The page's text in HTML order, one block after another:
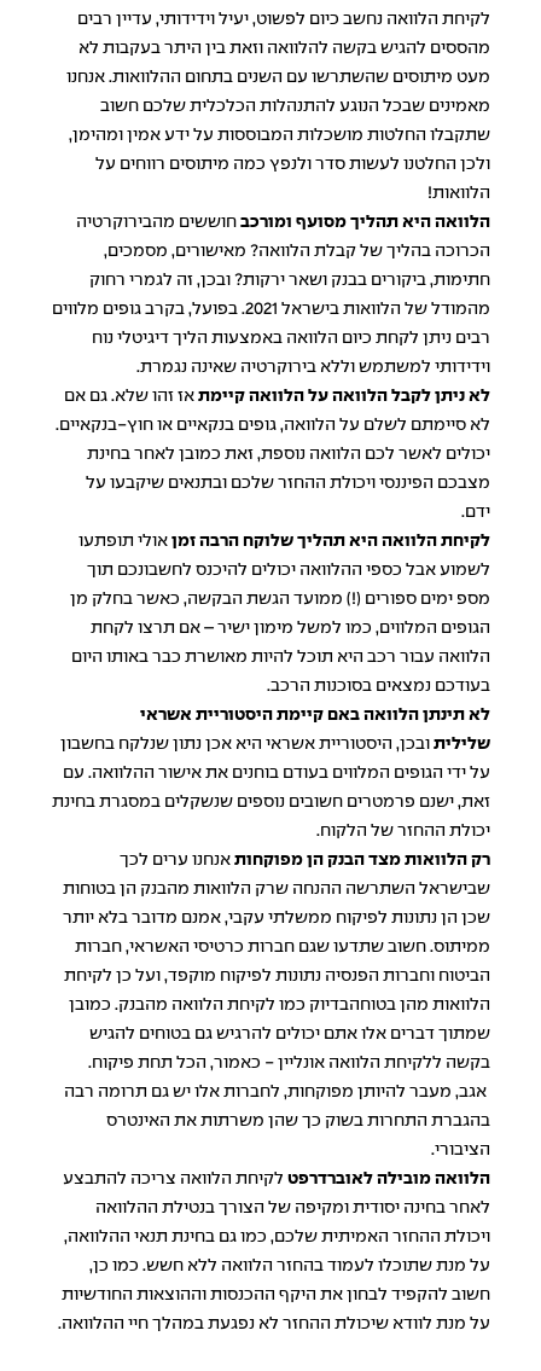
לקיחת הלוואה נחשב כיום לפשוט, יעיל וידידותי, עדיין רבים
מהססים להגיש בקשה להלוואה וזאת בין היתר בעקבות לא
מעט מיתוסים שהשתרשו עם השנים בתחום ההלוואות. אנחנו
מאמינים שבכל הנוגע להתנהלות הכלכלית שלכם חשוב
שתקבלו החלטות מושכלות המבוססות על ידע אמין ומהימן,
ולכן החלטנו לעשות סדר ולנפץ כמה מיתוסים רווחים על
הלוואות!
הלוואה היא תהליך מסועף ומורכב חוששים מהבירוקרטיה
הכרוכה בהליך של קבלת הלוואה? מאישורים, מסמכים,
חתימות, ביקורים בבנק ושאר ירקות? ובכן, זה לגמרי רחוק
מהמודל של הלוואות בישראל 2021. בפועל, בקרב גופים מלווים
רבים ניתן לקחת כיום הלוואה באמצעות הליך דיגיטלי נוח
וידידותי למשתמש וללא בירוקרטיה שאינה נגמרת.
לא ניתן לקבל הלוואה על הלוואה קיימת אז זהו שלא. גם אם
לא סיימתם לשלם על הלוואה, גופים בנקאיים או חוץ-בנקאיים.
יכולים לאשר לכם הלוואה נוספת, זאת כמובן לאחר בחינת
מצבכם הפיננסי ויכולת ההחזר שלכם ובתנאים שיקבעו על
ידם.
לקיחת הלוואה היא תהליך שלוקח הרבה זמן אולי תופתעו
לשמוע אבל כספי ההלוואה יכולים להיכנס לחשבונכם תוך
מספ ימים ספורים (!) ממועד הגשת הבקשה, כאשר בחלק מן
הגופים המלווים, כמו למשל מימון ישיר – אם תרצו לקחת
הלוואה עבור רכב היא תוכל להיות מאושרת כבר באותו היום
בעודכם נמצאים בסוכנות הרכב.
לא תינתן הלוואה באם קיימת היסטוריית אשראי
שלילית ובכן, היסטוריית אשראי היא אכן נתון שנלקח בחשבון
על ידי הגופים המלווים בעודם בוחנים את אישור ההלוואה. עם
זאת, ישנם פרמטרים חשובים נוספים שנשקלים במסגרת בחינת
יכולת ההחזר של הלקוח.
רק הלוואות מצד הבנק הן מפוקחות אנחנו ערים לכך
שבישראל השתרשה ההנחה שרק הלוואות מהבנק הן בטוחות
שכן הן נתונות לפיקוח ממשלתי עקבי, אמנם מדובר בלא יותר
ממיתוס. חשוב שתדעו שגם חברות כרטיסי האשראי, חברות
הביטוח וחברות הפנסיה נתונות לפיקוח מוקפד, ועל כן לקיחת
הלוואות מהן בטוחהבדיוק כמו לקיחת הלוואה מהבנק. כמובן
שמתוך דברים אלו אתם יכולים להרגיש גם בטוחים להגיש
בקשה ללקיחת הלוואה אונליין - כאמור, הכל תחת פיקוח.
אגב, מעבר להיותן מפוקחות, לחברות אלו יש גם תרומה רבה
בהגברת התחרות בשוק כך שהן משרתות את האינטרס
הציבורי.
הלוואה מובילה לאוברדרפט לקיחת הלוואה צריכה להתבצע
לאחר בחינה יסודית ומקיפה של הצורך בנטילת ההלוואה
ויכולת ההחזר האמיתית שלכם, כמו גם בחינת תנאי ההלוואה,
על מנת שתוכלו לעמוד בהחזר הלוואה ללא חשש. כמו כן,
חשוב להקפיד לבחון את היקף ההכנסות וההוצאות החודשיות
על מנת לוודא שיכולת ההחזר לא נפגעת במהלך חיי ההלוואה.